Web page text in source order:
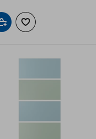
Προσθήκη στο καλάθι
Προσθήκη στα